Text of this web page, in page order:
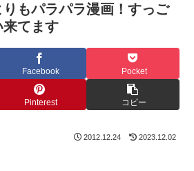
もパラパラ漫画！すっご
てます
Facebook Pocket
Pinterest コピー
2012.12.24 2023.12.02